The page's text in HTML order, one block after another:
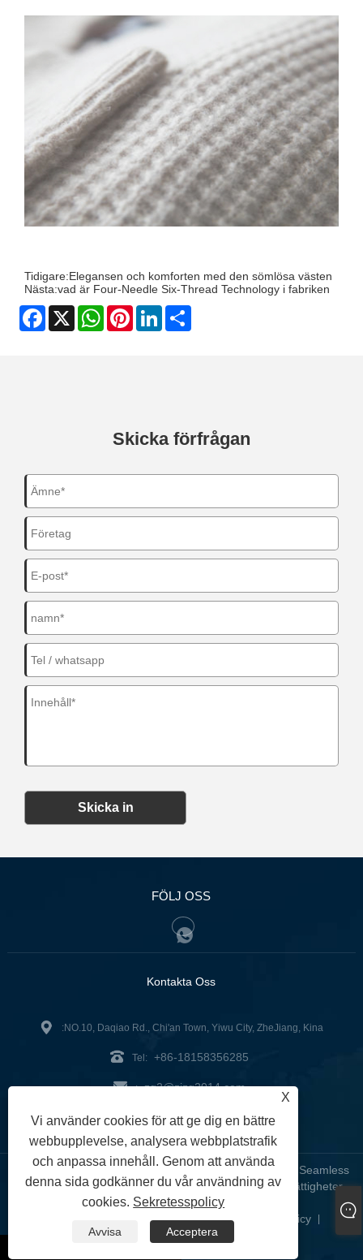
Tidigare:Elegansen och komforten med den sömlösa västen
Nästa:vad är Four-Needle Six-Thread Technology i fabriken
Facebook
X WhatsAppPinterestLinkedIn
Skicka förfrågan
Skicka in
FÖLJ OSS
Kontakta Oss
:NO.10, Daqiao Rd., Chi'an Town, Yiwu City, ZheJiang, Kina
Tel: +86-18158356285
: zg2@zjzg2014.com
Fax: +86-579-89979099
Copyright © 2024 ZheJiangZhuoGu Clothing Co., Ltd. - Seamless
Yoga Wear, Seamless BH, Seamless Leggings - Alla rättigheter
reserverade
RSS | XML | Sekretesspolicy |
X
Vi använder cookies för att ge dig en bättre
webbupplevelse, analysera webbplatstrafik
och anpassa innehåll. Genom att använda
denna sida godkänner du vår användning av
cookies. Sekretesspolicy
Avvisa Acceptera